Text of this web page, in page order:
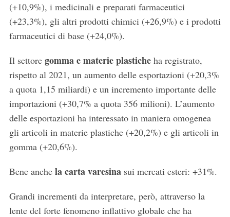
(+10,9%), i medicinali e preparati farmaceutici
(+23,3%), gli altri prodotti chimici (+26,9%) e i prodotti
farmaceutici di base (+24,0%).
Il settore gomma e materie plasticheha registrato,
rispetto al 2021, un aumento delle esportazioni (+20,3%
a quota 1,15 miliardi) e un incremento importante delle
importazioni (+30,7% a quota 356 milioni). L’aumento
delle esportazioni ha interessato in maniera omogenea
gli articoli in materie plastiche (+20,2%) e gli articoli in
gomma (+20,6%).
Bene anche la carta varesinasui mercati esteri: +31%.
Grandi incrementi da interpretare, però, attraverso la
lente del forte fenomeno inflattivo globale che ha